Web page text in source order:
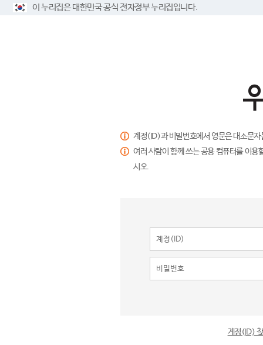
이 누리집은 대한민국 공식 전자정부 누리집입니다.
계정(ID)과 비밀번호에서 영문은 대소문
여러 사람이 함께 쓰는 공용 컴퓨터를 이
시오.
계정(ID)